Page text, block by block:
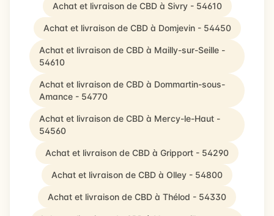
Achat et livraison de CBD à Sivry - 54610
Achat et livraison de CBD à Domjevin - 54450
Achat et livraison de CBD à Mailly-sur-Seille -
54610
Achat et livraison de CBD à Dommartin-sous-
Amance - 54770
Achat et livraison de CBD à Mercy-le-Haut -
54560
Achat et livraison de CBD à Gripport - 54290
Achat et livraison de CBD à Olley - 54800
Achat et livraison de CBD à Thélod - 54330